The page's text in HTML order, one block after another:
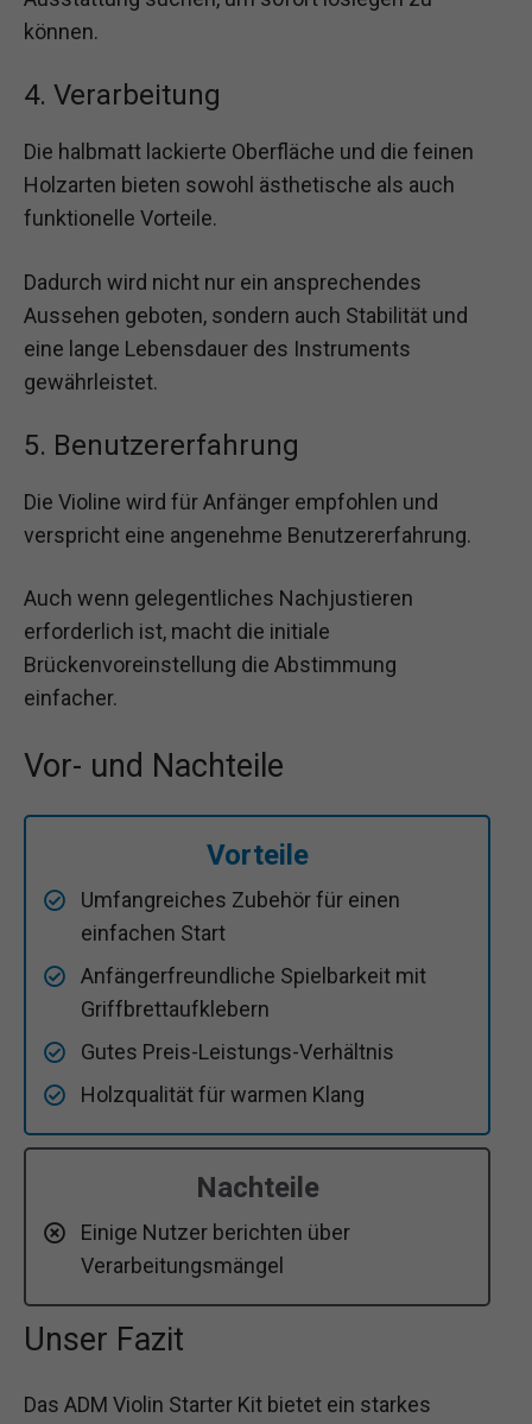
können.
4. Verarbeitung
Die halbmatt lackierte Oberfläche und die feinen
Holzarten bieten sowohl ästhetische als auch
funktionelle Vorteile.
Dadurch wird nicht nur ein ansprechendes
Aussehen geboten, sondern auch Stabilität und
eine lange Lebensdauer des Instruments
gewährleistet.
5. Benutzererfahrung
Die Violine wird für Anfänger empfohlen und
verspricht eine angenehme Benutzererfahrung.
Auch wenn gelegentliches Nachjustieren
erforderlich ist, macht die initiale
Brückenvoreinstellung die Abstimmung
einfacher.
Vor- und Nachteile
Vorteile
Umfangreiches Zubehör für einen
einfachen Start
Anfängerfreundliche Spielbarkeit mit
Griffbrettaufklebern
Gutes Preis-Leistungs-Verhältnis
Holzqualität für warmen Klang
Nachteile
Einige Nutzer berichten über
Verarbeitungsmängel
Unser Fazit
Das ADM Violin Starter Kit bietet ein starkes